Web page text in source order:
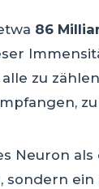
86
alle zu
Neuron
sondern